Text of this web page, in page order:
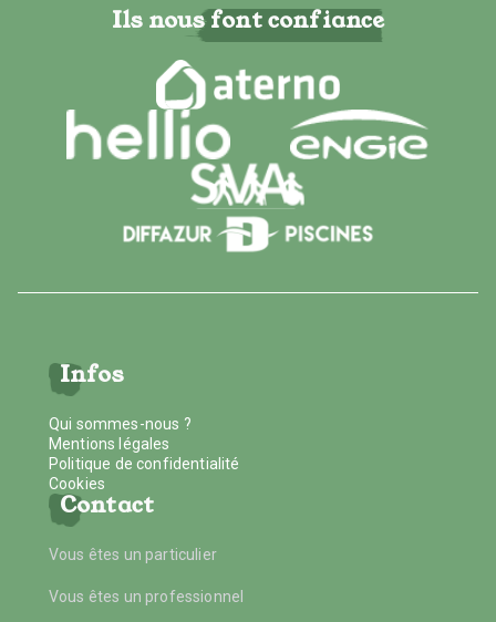
Ils nous font confiance
Infos
Qui sommes-nous ?
Mentions légales
Politique de confidentialité
Cookies
Contact
Vous êtes un particulier
Vous êtes un professionnel